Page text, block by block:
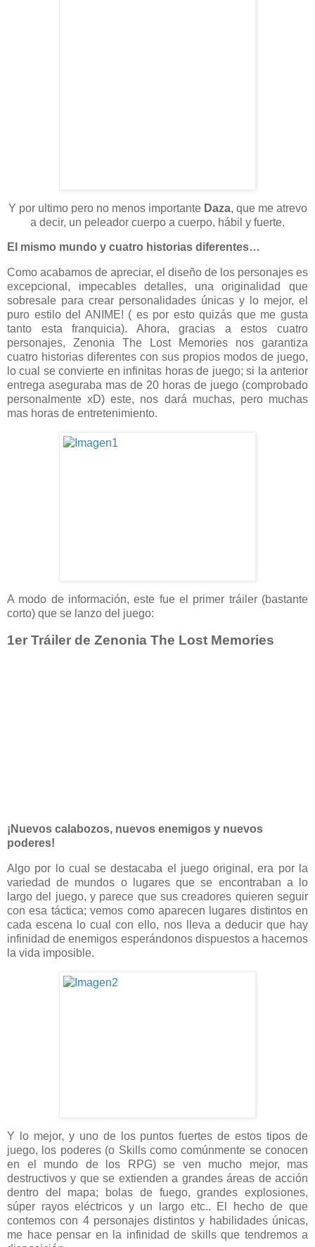
Y por ultimo pero no menos importante Daza, que me atrevo
a decir, un peleador cuerpo a cuerpo, hábil y fuerte.
El mismo mundo y cuatro historias diferentes…
Como acabamos de apreciar, el diseño de los personajes es
excepcional, impecables detalles, una originalidad que
sobresale para crear personalidades únicas y lo mejor, el
puro estilo del ANIME! ( es por esto quizás que me gusta
tanto esta franquicia). Ahora, gracias a estos cuatro
personajes, Zenonia The Lost Memories nos garantiza
cuatro historias diferentes con sus propios modos de juego,
lo cual se convierte en infinitas horas de juego; si la anterior
entrega aseguraba mas de 20 horas de juego (comprobado
personalmente xD) este, nos dará muchas, pero muchas
mas horas de entretenimiento.
A modo de información, este fue el primer tráiler (bastante
corto) que se lanzo del juego:
1er Tráiler de Zenonia The Lost Memories
¡Nuevos calabozos, nuevos enemigos y nuevos
poderes!
Algo por lo cual se destacaba el juego original, era por la
variedad de mundos o lugares que se encontraban a lo
largo del juego, y parece que sus creadores quieren seguir
con esa táctica; vemos como aparecen lugares distintos en
cada escena lo cual con ello, nos lleva a deducir que hay
infinidad de enemigos esperándonos dispuestos a hacernos
la vida imposible.
Y lo mejor, y uno de los puntos fuertes de estos tipos de
juego, los poderes (o Skills como comúnmente se conocen
en el mundo de los RPG) se ven mucho mejor, mas
destructivos y que se extienden a grandes áreas de acción
dentro del mapa; bolas de fuego, grandes explosiones,
súper rayos eléctricos y un largo etc.. El hecho de que
contemos con 4 personajes distintos y habilidades únicas,
me hace pensar en la infinidad de skills que tendremos a